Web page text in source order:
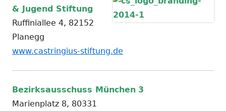
& Jugend Stiftung
Ruffiniallee 4, 82152
Planegg
www.castringius-stiftung.de
Bezirksausschuss München 3
Marienplatz 8, 80331